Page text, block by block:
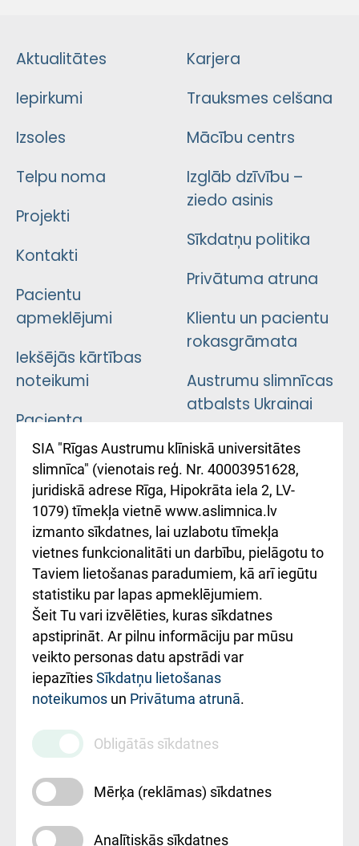
Aktualitātes
Iepirkumi
Izsoles
Telpu noma
Projekti
Kontakti
Pacientu
apmeklējumi
Iekšējās kārtības
noteikumi
Pacienta
atsauksmju/sūdzību
iesniegšanas
kārtība
Kā pie mums nokļūt
Rēķinu apmaksas
ceļvedis
Rekvizīti un
ārstniecības
iestādes kods
010000234
Maksas
pakalpojumu
cenrādis
Karjera
Trauksmes celšana
Mācību centrs
Izglāb dzīvību –
ziedo asinis
Sīkdatņu politika
Privātuma atruna
Klientu un pacientu
rokasgrāmata
Austrumu slimnīcas
atbalsts Ukrainai
Підтримка Східної
лікарні та співпраця з
Україною
SIA "Rīgas Austrumu klīniskā universitātes
slimnīca" (vienotais reģ. Nr. 40003951628,
juridiskā adrese Rīga, Hipokrāta iela 2, LV-
1079) tīmekļa vietnē www.aslimnica.lv
izmanto sīkdatnes, lai uzlabotu tīmekļa
vietnes funkcionalitāti un darbību, pielāgotu to
Taviem lietošanas paradumiem, kā arī iegūtu
statistiku par lapas apmeklējumiem.
Šeit Tu vari izvēlēties, kuras sīkdatnes
apstiprināt. Ar pilnu informāciju par mūsu
veikto personas datu apstrādi var
iepazītiesSīkdatņu lietošanas
noteikumos un Privātuma atrunā.
Obligātās sīkdatnes
Mērķa (reklāmas) sīkdatnes
Analītiskās sīkdatnes